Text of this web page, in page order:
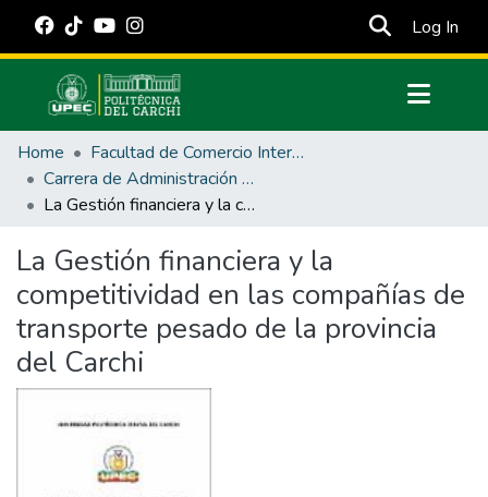
Log In
Communities & Collections
All of DSpace
Statistics
Estadísticas Externas
Manuales
Home
Facultad de Comercio Internacional, Integración, Administración y Economía Empresarial
Carrera de Administración de Empresas y Marketing
La Gestión financiera y la competitividad en las compañías de transporte pesado de la provincia del Carchi
La Gestión financiera y la
competitividad en las compañías de
transporte pesado de la provincia
del Carchi